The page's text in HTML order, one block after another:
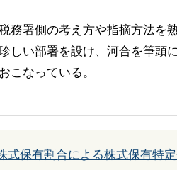
務署側の考え方や指摘方法を
しい部署を設け、河合を筆頭
こなっている。
保有割合による株式保有特定